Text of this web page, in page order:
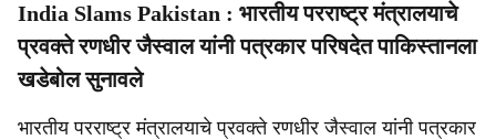
India Slams Pakistan : भारतीय परराष्ट्र मंत्रालयाचे
प्रवक्ते रणधीर जैस्वाल यांनी पत्रकार परिषदेत पाकिस्तानला
खडेबोल सुनावले
भारतीय परराष्ट्र मंत्रालयाचे प्रवक्ते रणधीर जैस्वाल यांनी पत्रकार